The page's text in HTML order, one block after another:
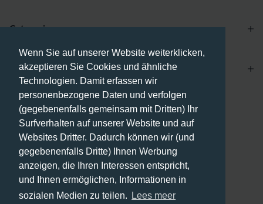
Wenn Sie auf unserer Website weiterklicken,
akzeptieren Sie Cookies und ähnliche
Technologien. Damit erfassen wir
personenbezogene Daten und verfolgen
(gegebenenfalls gemeinsam mit Dritten) Ihr
Surfverhalten auf unserer Website und auf
Websites Dritter. Dadurch können wir (und
gegebenenfalls Dritte) Ihnen Werbung
anzeigen, die Ihren Interessen entspricht,
und Ihnen ermöglichen, Informationen in
sozialen Medien zu teilen.
Lees meer
Zahlungsmethoden
Versandmethoden
Categories
Account